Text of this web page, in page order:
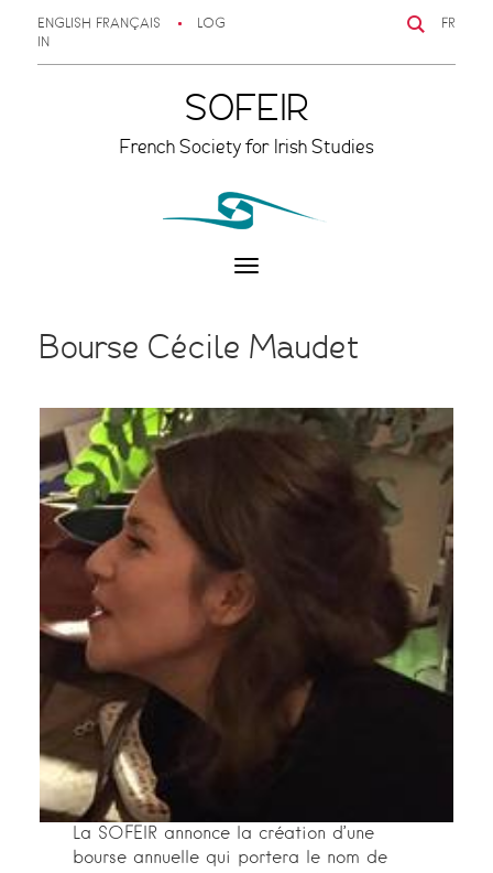
ENGLISH FRANÇAIS
LOG
IN
FR
SOFEIR
French Society for Irish Studies
Toggle
Bourse Cécile Maudet
La SOFEIR annonce la création d’une
bourse annuelle qui portera le nom de